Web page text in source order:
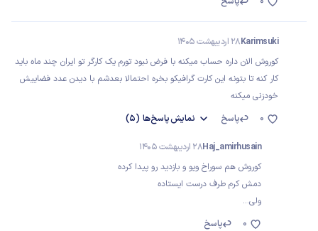
Karimsuki28 اردیبهشت 1405
کوروش الان داره حساب میکنه با فرض نبود تورم یک کارگر تو ایران چند ماه باید
کار کنه تا بتونه این کارت گرافیکو بخره احتمالا بعدشم با دیدن عدد فضاییش
خودزنی میکنه
پاسخ
نمایشپاسخ‌ها (5) 0
Haj_amirhusain28 اردیبهشت 1405
کوروش هم سوراخ ویو و بازدید رو پیدا کرده
دمش کرم طرف درست ایستاده
ولی...
پاسخ
0